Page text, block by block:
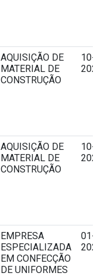
AQUISIÇÃO DE
MATERIAL DE
CONSTRUÇÃO
10-
AQUISIÇÃO DE
MATERIAL DE
CONSTRUÇÃO
10-
EMPRESA
ESPECIALIZADA
EM CONFECÇÃO
DE UNIFORMES
01-